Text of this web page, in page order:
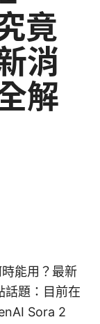
竟
消
解
能用？最新
話題：目前在
Sora 2